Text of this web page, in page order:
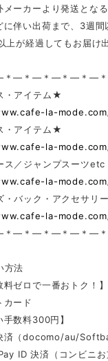
メーカーより発送とな
に伴い出荷まで、3週
上が経過してもお届け
—＊—＊—＊—＊—
・アイテム★
la-
・アイテム★
la-
ス／ジャンプスーツ
la-
・バック・アクセサリ
la-
—＊—＊—＊—＊—
方法
料ゼロで一番おトク！】
カード
手数料300円】
済（docomo/au/
ID 決済（コンビニお